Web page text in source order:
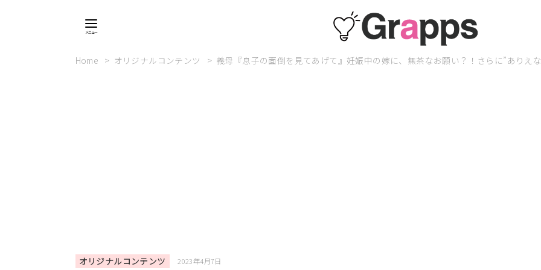
Home オリジナルコンテンツ 義母『息子の面倒を見てあげて』妊娠中の嫁に、無茶なお願い？！さらに”ありえ
オリジナルコンテンツ 2023年4月7日